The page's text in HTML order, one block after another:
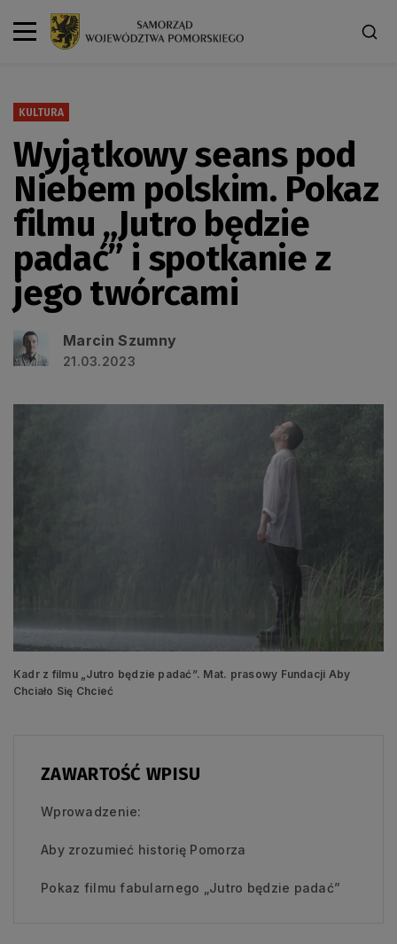
KULTURA
Wyjątkowy seans pod
Niebem polskim. Pokaz
filmu „Jutro będzie
padać” i spotkanie z
jego twórcami
Marcin Szumny
21.03.2023
Kadr z filmu „Jutro będzie padać”. Mat. prasowy Fundacji Aby
Chciało Się Chcieć
ZAWARTOŚĆ WPISU
Wprowadzenie:
Aby zrozumieć historię Pomorza
Pokaz filmu fabularnego „Jutro będzie padać”